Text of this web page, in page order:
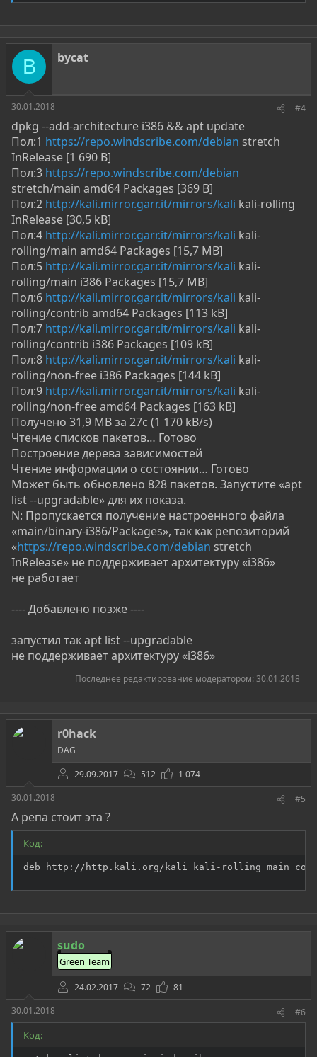
B bycat
30.01.2018 #4
dpkg --add-architecture i386 && apt update
Пол:1 https://repo.windscribe.com/debian stretch
InRelease [1 690 B]
Пол:3 https://repo.windscribe.com/debian
stretch/main amd64 Packages [369 B]
Пол:2 http://kali.mirror.garr.it/mirrors/kali kali-rolling
InRelease [30,5 kB]
Пол:4 http://kali.mirror.garr.it/mirrors/kali kali-
rolling/main amd64 Packages [15,7 MB]
Пол:5 http://kali.mirror.garr.it/mirrors/kali kali-
rolling/main i386 Packages [15,7 MB]
Пол:6 http://kali.mirror.garr.it/mirrors/kali kali-
rolling/contrib amd64 Packages [113 kB]
Пол:7 http://kali.mirror.garr.it/mirrors/kali kali-
rolling/contrib i386 Packages [109 kB]
Пол:8 http://kali.mirror.garr.it/mirrors/kali kali-
rolling/non-free i386 Packages [144 kB]
Пол:9 http://kali.mirror.garr.it/mirrors/kali kali-
rolling/non-free amd64 Packages [163 kB]
Получено 31,9 MB за 27с (1 170 kB/s)
Чтение списков пакетов… Готово
Построение дерева зависимостей
Чтение информации о состоянии… Готово
Может быть обновлено 828 пакетов. Запустите «apt
list --upgradable» для их показа.
N: Пропускается получение настроенного файла
«main/binary-i386/Packages», так как репозиторий
«https://repo.windscribe.com/debian stretch
InRelease» не поддерживает архитектуру «i386»
не работает
---- Добавлено позже ----
запустил так apt list --upgradable
не поддерживает архитектуру «i386»
Последнее редактирование модератором: 30.01.2018
r0hack
DAG
29.09.2017
512
1 074
30.01.2018
#5
А репа стоит эта ?
Код:
deb http://http.kali.org/kali kali-rolling main
sudo
Green Team
24.02.2017 72
81
30.01.2018
#6
Код: